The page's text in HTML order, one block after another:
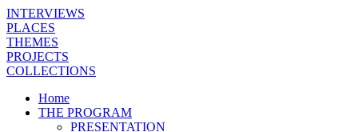
INTERVIEWS
PLACES
THEMES
PROJECTS
COLLECTIONS
Home
THE PROGRAM
PRESENTATION